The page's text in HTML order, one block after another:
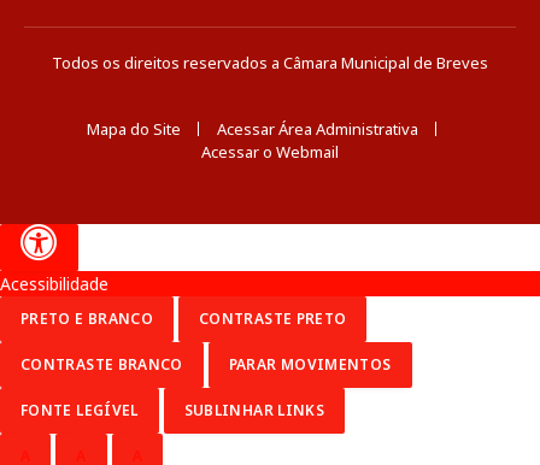
Todos os direitos reservados a Câmara Municipal de Breves
Mapa do Site
Acessar Área Administrativa
Acessar o Webmail
Acessibilidade
PRETO E BRANCO CONTRASTE PRETO
CONTRASTE BRANCO PARAR MOVIMENTOS
FONTE LEGÍVEL SUBLINHAR LINKS